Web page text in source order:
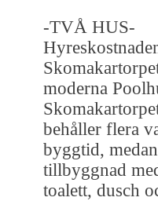
-TVÅ HUS-
moderna
behåller flera
byggtid,
tillbyggnad
toalett, dusch